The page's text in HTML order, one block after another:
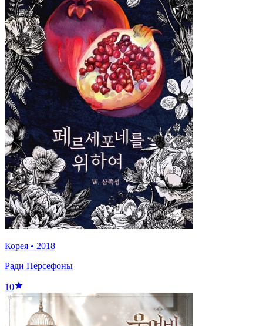
Корея • 2018
Ради Персефоны
10